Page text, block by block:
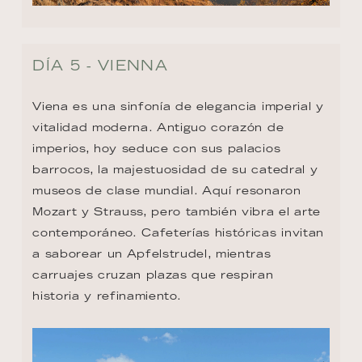
DÍA 5 - VIENNA
Viena es una sinfonía de elegancia imperial y
vitalidad moderna. Antiguo corazón de
imperios, hoy seduce con sus palacios
barrocos, la majestuosidad de su catedral y
museos de clase mundial. Aquí resonaron
Mozart y Strauss, pero también vibra el arte
contemporáneo. Cafeterías históricas invitan
a saborear un Apfelstrudel, mientras
carruajes cruzan plazas que respiran
historia y refinamiento.